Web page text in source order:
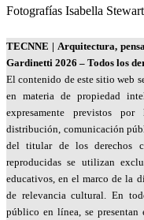
Fotografías Isabella
TECNNE | Arquitectura,
Gardinetti 2026 – Todos los
El contenido de este sitio web
en materia de propiedad
expresamente previstos
distribución, comunicación
del titular de los derechos
reproducidas se utilizan
educativos, en el marco de la
de relevancia cultural. En
público en línea, se presentan